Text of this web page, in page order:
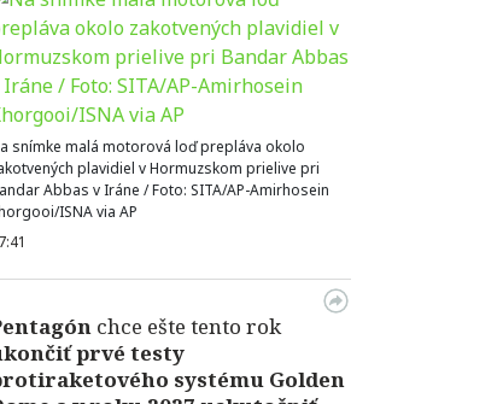
snímke malá motorová loď prepláva okolo
plavidiel v Hormuzskom prielive pri
Abbas v Iráne / Foto: SITA/AP-Amirhosein
ISNA via AP
chce ešte tento rok
prvé testy
systému Golden